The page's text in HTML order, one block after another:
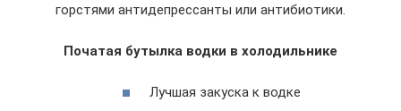
горстями антидепрессанты или антибиотики.
Початая бутылка водки в холодильнике
Лучшая закуска к водке